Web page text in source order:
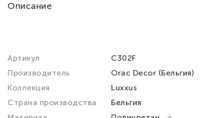
Описание
Артикул
C302F
Производитель
Orac Decor (Бельгия)
Коллекция
Luxxus
Страна производства
Бельгия